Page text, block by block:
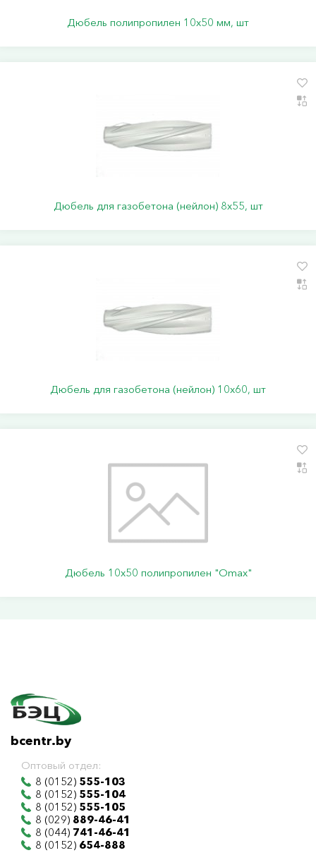
Дюбель полипропилен 10х50 мм, шт
Дюбель для газобетона (нейлон) 8х55, шт
Дюбель для газобетона (нейлон) 10х60, шт
Дюбель 10х50 полипропилен "Omax"
bcentr.by
Оптовый отдел:
8 (0152) 555-103
8 (0152) 555-104
8 (0152) 555-105
8 (029) 889-46-41
8 (044) 741-46-41
8 (0152) 654-888